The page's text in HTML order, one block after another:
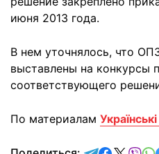
июня 2013 года.
В нем уточнялось, что
выставлены на конкурсы
соответствующего
По материалам